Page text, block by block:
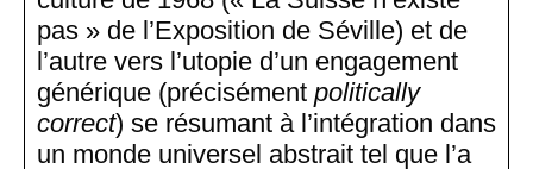
pas » de l’Exposition de Séville) et de
l’autre vers l’utopie d’un engagement
générique (précisément politically
correct) se résumant à l’intégration dans
un monde universel abstrait tel que l’a